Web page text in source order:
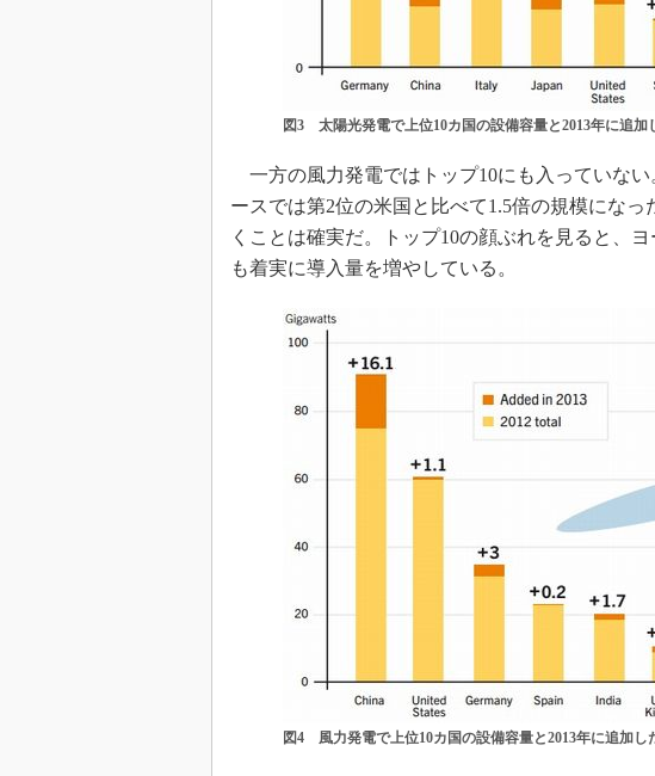
図3 太陽光発電で上位10カ国の設備容量と2013年に追加
一方の風力発電ではトップ10にも入っていな
ースでは第2位の米国と比べて1.5倍の規模にな
くことは確実だ。トップ10の顔ぶれを見ると、
も着実に導入量を増やしている。
図4 風力発電で上位10カ国の設備容量と2013年に追加し